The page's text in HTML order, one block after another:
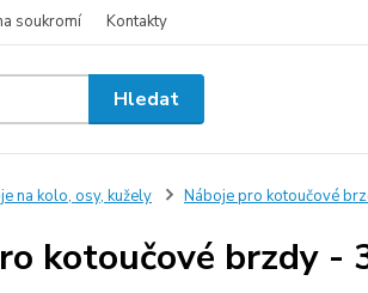
soukromí Kontakty
Hledat
na kolo, osy, kužely Náboje pro kotoučové
kotoučové brzdy -